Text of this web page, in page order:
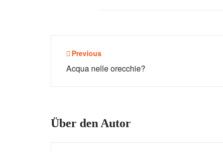
Beitragsnavigation
Previous
Acqua nelle orecchie?
Über den Autor